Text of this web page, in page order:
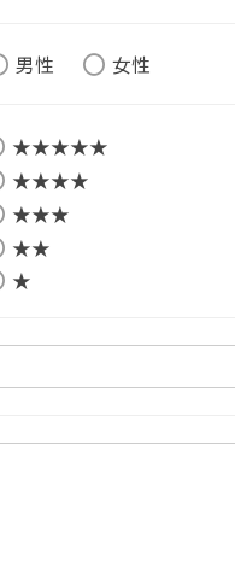
男性 女性
★★★★★
★★★★
★★★
★★
★